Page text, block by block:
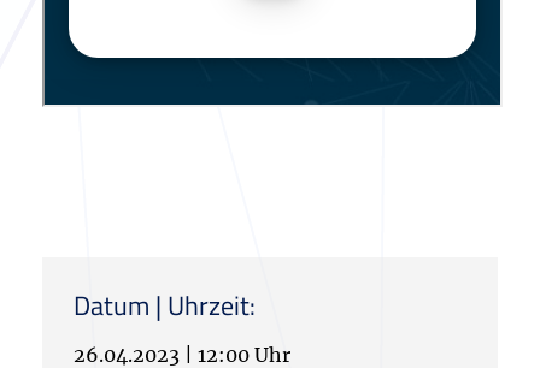
Datum | Uhrzeit:
26.04.2023 12:00 Uhr